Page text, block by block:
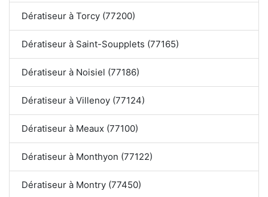
Dératiseur à Torcy (77200)
Dératiseur à Saint-Soupplets (77165)
Dératiseur à Noisiel (77186)
Dératiseur à Villenoy (77124)
Dératiseur à Meaux (77100)
Dératiseur à Monthyon (77122)
Dératiseur à Montry (77450)